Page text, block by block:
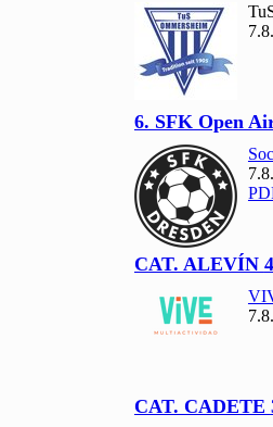
Tu
6. SFK Open
CAT. ALEVÍN 4
CAT. CADETE